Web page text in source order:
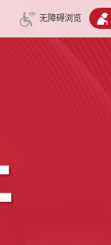
无障碍浏览